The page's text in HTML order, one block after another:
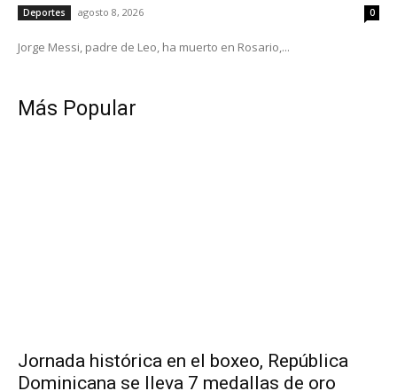
Deportes agosto 8, 2026 0
Jorge Messi, padre de Leo, ha muerto en Rosario,...
Más Popular
Jornada histórica en el boxeo, República
Dominicana se lleva 7 medallas de oro